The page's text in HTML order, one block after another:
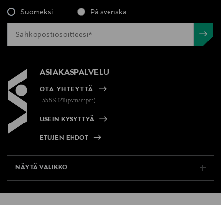
Suomeksi På svenska
ASIAKASPALVELU
OTA YHTEYTTÄ
+358 9 1211(pvm/mpm)
USEIN KYSYTTYÄ
ETUJEN EHDOT
NÄYTÄ VALIKKO